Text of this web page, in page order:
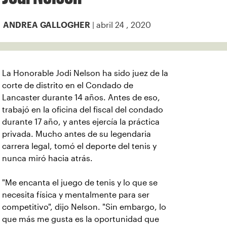
ANDREA GALLOGHER | abril 24 , 2020
La Honorable Jodi Nelson ha sido juez de la
corte de distrito en el Condado de
Lancaster durante 14 años. Antes de eso,
trabajó en la oficina del fiscal del condado
durante 17 año, y antes ejercía la práctica
privada. Mucho antes de su legendaria
carrera legal, tomó el deporte del tenis y
nunca miró hacia atrás.
"Me encanta el juego de tenis y lo que se
necesita física y mentalmente para ser
competitivo", dijo Nelson. "Sin embargo, lo
que más me gusta es la oportunidad que